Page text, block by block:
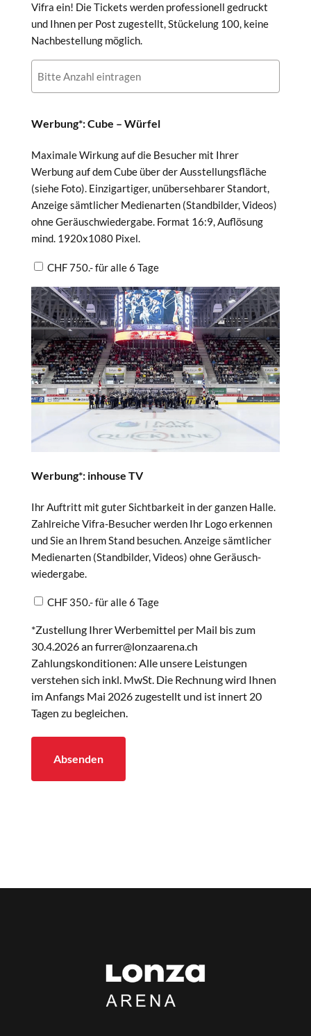
Vifra ein! Die Tickets werden professionell gedruckt
und Ihnen per Post zugestellt, Stückelung 100, keine
Nachbestellung möglich.
Werbung*: Cube – Würfel
Maximale Wirkung auf die Besucher mit Ihrer
Werbung auf dem Cube über der Ausstellungsfläche
(siehe Foto). Einzigartiger, unübersehbarer Standort,
Anzeige sämtlicher Medienarten (Standbilder, Videos)
ohne Geräuschwiedergabe. Format 16:9, Auflösung
mind. 1920x1080 Pixel.
CHF 750.- für alle 6 Tage
Werbung*: inhouse TV
Ihr Auftritt mit guter Sichtbarkeit in der ganzen Halle.
Zahlreiche Vifra-Besucher werden Ihr Logo erkennen
und Sie an Ihrem Stand besuchen. Anzeige sämtlicher
Medienarten (Standbilder, Videos) ohne Geräusch-
wiedergabe.
CHF 350.- für alle 6 Tage
*Zustellung Ihrer Werbemittel per Mail bis zum
30.4.2026 an furrer@lonzaarena.ch
Zahlungskonditionen: Alle unsere Leistungen
verstehen sich inkl. MwSt. Die Rechnung wird Ihnen
im Anfangs Mai 2026 zugestellt und ist innert 20
Tagen zu begleichen.